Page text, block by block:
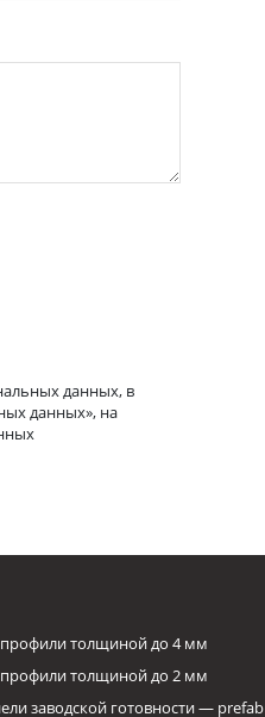
данных, в
данных», на
толщиной до 4 мм
толщиной до 2 мм
заводской готовности — prefab